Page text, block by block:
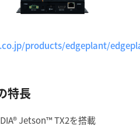
products/edgeplant/
特長
Jetson™ TX2を搭載